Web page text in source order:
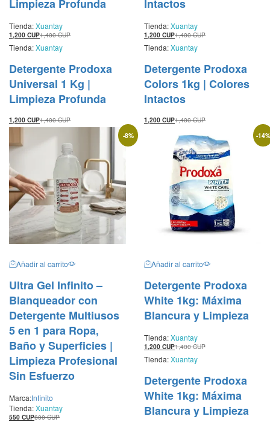
Limpieza Profunda
Tienda:Xuantay
1,200 CUP1,400CUP
Tienda:Xuantay
Detergente Prodoxa
Universal 1 Kg |
Limpieza Profunda
1,200 CUP1,400CUP
Intactos
Tienda:Xuantay
1,200 CUP1,400CUP
Tienda:Xuantay
Detergente Prodoxa
Colors 1kg | Colores
Intactos
1,200 CUP1,400CUP
-8%
Añadir al carrito
Ultra Gel Infinito –
Blanqueador con
Detergente Multiusos
5 en 1 para Ropa,
Baño y Superficies |
Limpieza Profesional
Sin Esfuerzo
Marca:Infinito
Tienda:Xuantay
550 CUP600CUP
-14%
Añadir al carrito
Detergente Prodoxa
White 1kg: Máxima
Blancura y Limpieza
Tienda:Xuantay
1,200 CUP1,400CUP
Tienda:Xuantay
Detergente Prodoxa
White 1kg: Máxima
Blancura y Limpieza